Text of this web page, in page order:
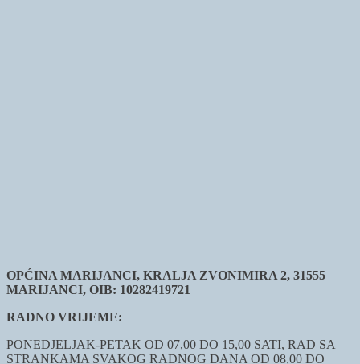
OPĆINA MARIJANCI, KRALJA ZVONIMIRA 2, 31555
MARIJANCI, OIB: 10282419721
RADNO VRIJEME:
PONEDJELJAK-PETAK OD 07,00 DO 15,00 SATI, RAD SA
STRANKAMA SVAKOG RADNOG DANA OD 08,00 DO